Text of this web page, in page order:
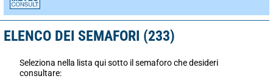
ELENCO DEI SEMAFORI (233)
Seleziona nella lista qui sotto il semaforo che desideri
consultare: